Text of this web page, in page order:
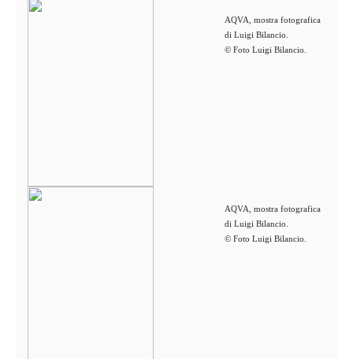
AQVA, mostra fotografica
di Luigi Bilancio.
© Foto Luigi Bilancio.
AQVA, mostra fotografica
di Luigi Bilancio.
© Foto Luigi Bilancio.